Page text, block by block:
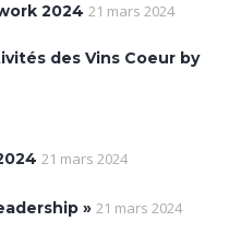
2024 21 mars 2024
des Vins Coeur by
21 mars 2024
» 21 mars 2024